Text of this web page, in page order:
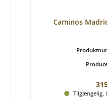
Caminos
Tilgængelig,